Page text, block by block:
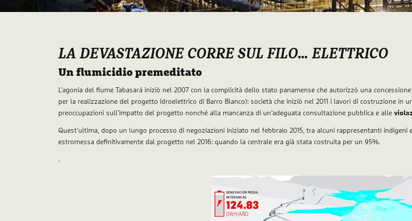
LA DEVASTAZIONE CORRE SUL FILO… ELETTRICO
Un flumicidio premeditato
L’agonia del fiume Tabasará iniziò nel 2007 con la complicità dello stato panamense che autorizzò una
per la realizzazione del progetto idroelettrico di Barro Blanco): società che iniziò nel 2011 i lavori di costruzione in
preoccupazioni sull’impatto del progetto nonché alla mancanza di un’adeguata consultazione pubblica e alle
Quest’ultima, dopo un lungo processo di negoziazioni iniziato nel febbraio 2015, tra alcuni rappresentanti indigeni
estromessa definitivamente dal progetto nel 2016: quando la centrale era già stata costruita per un 95%.
.